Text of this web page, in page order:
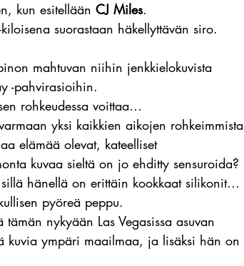
kun esitellään CJ Miles.
suorastaan häkellyttävän siro.
mahtuvan niihin jenkkielokuvista
-pahvirasioihin.
rohkeudessa voittaa…
yksi kaikkien aikojen rohkeimmista
elämää olevat, kateelliset
kuvaa sieltä on jo ehditty sensuroida?
hänellä on erittäin kookkaat silikonit…
pyöreä peppu.
nykyään Las Vegasissa asuvan
kuvia ympäri maailmaa, ja lisäksi hän on